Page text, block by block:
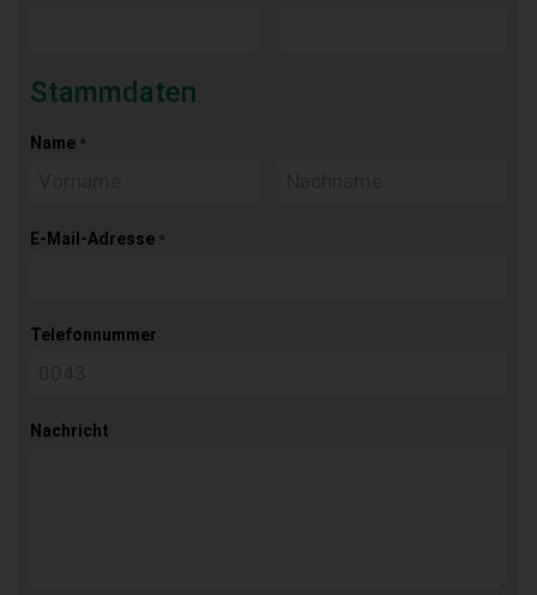
Stammdaten
Name *
E-Mail-Adresse *
Telefonnummer
Nachricht